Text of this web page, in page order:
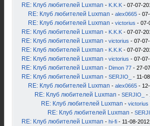
RE: Клуб любителей Luxman - K.K.K - 07-07-
RE: Клуб любителей Luxman - alex0665 -
RE: Клуб любителей Luxman - victorius - 07-
RE: Клуб любителей Luxman - K.K.K - 07-07-
RE: Клуб любителей Luxman - victorius - 07-
RE: Клуб любителей Luxman - K.K.K - 07-07-
RE: Клуб любителей Luxman - victorius - 07-
RE: Клуб любителей Luxman - Dimon 77 - 27-
RE: Клуб любителей Luxman - SERJIO_ - 11-
RE: Клуб любителей Luxman - alex0665 -
RE: Клуб любителей Luxman - SERJIO_ -
RE: Клуб любителей Luxman - victorius
RE: Клуб любителей Luxman -
RE: Клуб любителей Luxman - hi-fi - 11-08-